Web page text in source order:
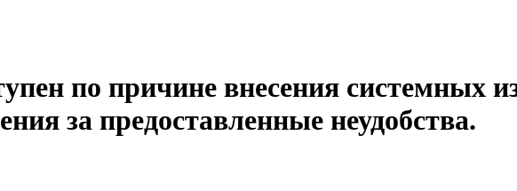
по причине внесения системных
за предоставленные неудобства.